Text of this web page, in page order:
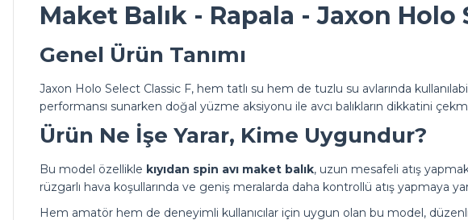
Maket Balık - Rapala - Jaxon Holo
Genel Ürün Tanımı
Jaxon Holo Select Classic F, hem tatlı su hem de tuzlu su avlarında
performansı sunarken doğal yüzme aksiyonu ile avcı balıkların dikkatini
Ürün Ne İşe Yarar, Kime Uygundur?
Bu model özellikle kıyıdan spin avı maket balık, uzun mesafeli atış
rüzgarlı hava koşullarında ve geniş meralarda daha kontrollü atış yapmaya
Hem amatör hem de deneyimli kullanıcılar için uygun olan bu model,